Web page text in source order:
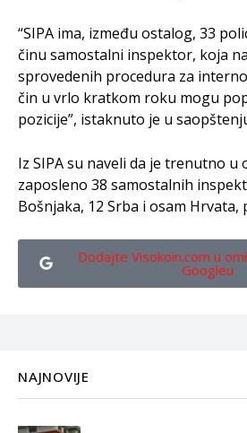
“SIPA ima, između ostalog, 33
činu samostalni inspektor, koja
sprovedenih procedura za
čin u vrlo kratkom roku mogu
pozicije”, istaknuto je u
Iz SIPA su naveli da je trenutno u
zaposleno 38 samostalnih
Bošnjaka, 12 Srba i osam Hrvata,
Dodajte Visokoin.com u
Googleu
NAJNOVIJE